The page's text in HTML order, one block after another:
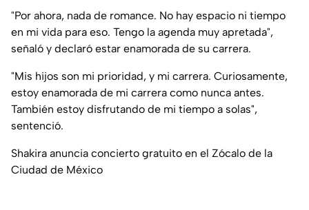
"Por ahora, nada de romance. No hay espacio ni tiempo
en mi vida para eso. Tengo la agenda muy apretada",
señaló y declaró estar enamorada de su carrera.
"Mis hijos son mi prioridad, y mi carrera. Curiosamente,
estoy enamorada de mi carrera como nunca antes.
También estoy disfrutando de mi tiempo a solas",
sentenció.
Shakira anuncia concierto gratuito en el Zócalo de la
Ciudad de México